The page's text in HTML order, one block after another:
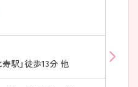
駅」徒歩13分 他